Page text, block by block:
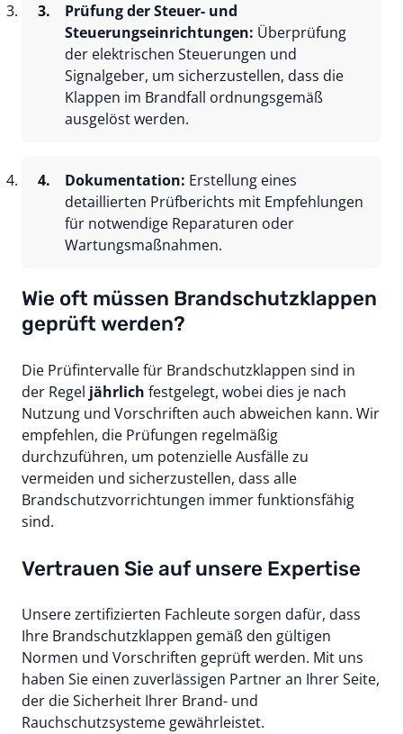
Prüfung der Steuer- und
Steuerungseinrichtungen: Überprüfung
der elektrischen Steuerungen und
Signalgeber, um sicherzustellen, dass die
Klappen im Brandfall ordnungsgemäß
ausgelöst werden.
Dokumentation: Erstellung eines
detaillierten Prüfberichts mit Empfehlungen
für notwendige Reparaturen oder
Wartungsmaßnahmen.
Wie oft müssen Brandschutzklappen
geprüft werden?
Die Prüfintervalle für Brandschutzklappen sind in
der Regel jährlich festgelegt, wobei dies je nach
Nutzung und Vorschriften auch abweichen kann. Wir
empfehlen, die Prüfungen regelmäßig
durchzuführen, um potenzielle Ausfälle zu
vermeiden und sicherzustellen, dass alle
Brandschutzvorrichtungen immer funktionsfähig
sind.
Vertrauen Sie auf unsere Expertise
Unsere zertifizierten Fachleute sorgen dafür, dass
Ihre Brandschutzklappen gemäß den gültigen
Normen und Vorschriften geprüft werden. Mit uns
haben Sie einen zuverlässigen Partner an Ihrer Seite,
der die Sicherheit Ihrer Brand- und
Rauchschutzsysteme gewährleistet.